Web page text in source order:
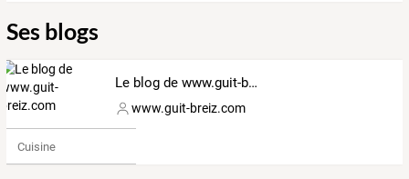
Ses blogs
Le blog de www.guit-breiz.com
www.guit-breiz.com
Cuisine